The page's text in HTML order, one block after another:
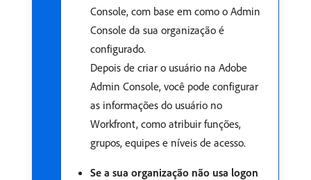
Console, com base em como o Admin
Console da sua organização é
configurado.
Depois de criar o usuário na Adobe
Admin Console, você pode configurar
as informações do usuário no
Workfront, como atribuir funções,
grupos, equipes e níveis de acesso.
Se a sua organização não usa logon